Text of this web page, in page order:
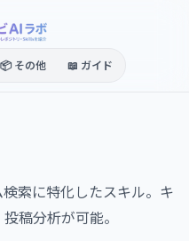
📦 その他 📖 ガイド
索に特化したスキル。キ
稿分析が可能。